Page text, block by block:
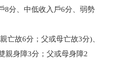
8分、中低收入戶6分、弱勢
亡故6分；父或母亡故3分)、
親身障3分；父或母身障2